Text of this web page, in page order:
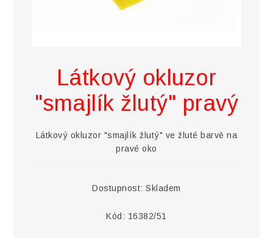
Látkový okluzor
"smajlík žlutý" pravý
Látkový okluzor "smajlík žlutý" ve žluté barvě na
pravé oko
Dostupnost: Skladem
Kód: 16382/51